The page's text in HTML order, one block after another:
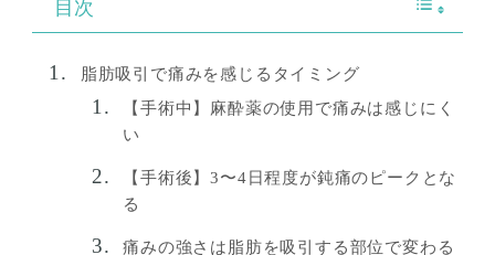
目次
脂肪吸引で痛みを感じるタイミング
【手術中】麻酔薬の使用で痛みは感じにく
い
【手術後】3〜4日程度が鈍痛のピークとな
る
痛みの強さは脂肪を吸引する部位で変わる